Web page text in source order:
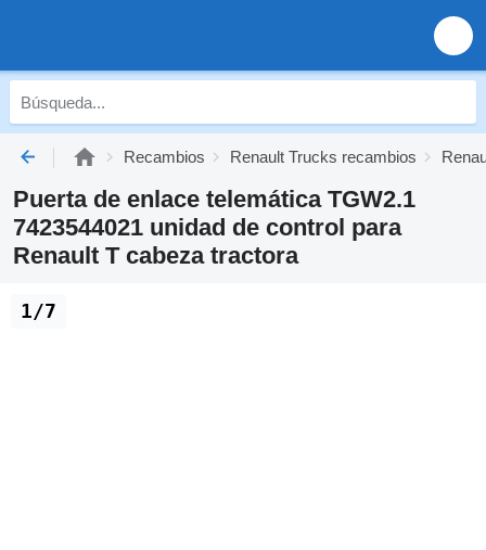
Recambios Renault Trucks recambios
Puerta de enlace telemática TGW2.1
7423544021 unidad de control para
Renault T cabeza tractora
1/7